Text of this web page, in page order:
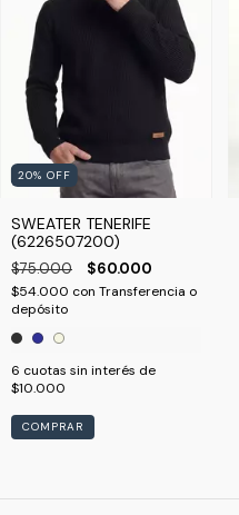
20% OFF
SWEATER TENERIFE
(6226507200)
$75.000 $60.000
$54.000 con Transferencia o
depósito
6 cuotas sin interés de
$10.000
COMPRAR